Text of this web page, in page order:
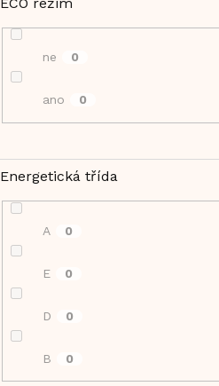
ne 0
ano 0
Energetická třída
A 0
E 0
D 0
B 0